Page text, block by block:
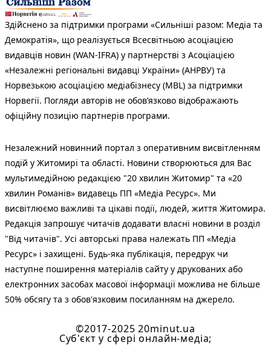
Здійснено за підтримки програми «Сильніші разом: Медіа та
Демократія», що реалізується Всесвітньою асоціацією
видавців новин (WAN-IFRA) у партнерстві з Асоціацією
«Незалежні регіональні видавці України» (АНРВУ) та
Норвезькою асоціацією медіабізнесу (MBL) за підтримки
Норвегії. Погляди авторів не обов’язково відображають
офіційну позицію партнерів програми.
Незалежний новинний портал з оперативним висвітленням
подій у Житомирі та області. Новини створюються для Вас
мультимедійною редакцією "20 хвилин Житомир" та «20
хвилин Романів» видавець ПП «Медіа Ресурс». Ми
висвітлюємо важливі та цікаві події, людей, життя Житомира.
Редакція запрошує читачів додавати власні новини в розділ
"Від читачів". Усі авторські права належать ПП «Медіа
Ресурс» і захищені. Будь-яка публiкацiя, передрук чи
наступне поширення матеріалів сайту у друкованих або
електронних засобах масової інформації можлива не більше
50% обсягу та з обов'язковим посиланням на джерело.
©2017-2025 20minut.ua
Cуб'єкт у сфері онлайн-медіа;